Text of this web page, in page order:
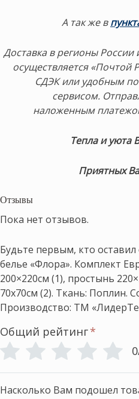
А так же в
Доставка в регионы
осуществляется «Почтой
СДЭК или удобным
сервисом.
наложенным
Тепла и уюта
Приятных
Отзывы
Пока нет отзывов.
Будьте первым, кто
белье «Флора». Комплект
200×220см (1), простынь
70х70см (2). Ткань: Поплин.
Производство: ТМ
Общий рейтинг*
Насколько Вам подошел